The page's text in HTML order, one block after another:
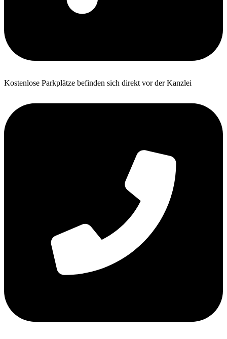
Kos­ten­lo­se Park­plät­ze befin­den sich direkt vor der Kanz­lei